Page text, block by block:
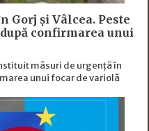
Gorj și Vâlcea. Peste
confirmarea unui
măsuri de urgență în
unui focar de variolă